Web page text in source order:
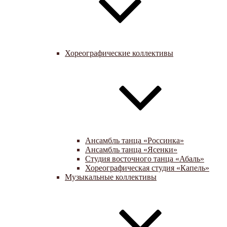
Хореографические коллективы
Ансамбль танца «Россинка»
Ансамбль танца «Ясенки»
Студия восточного танца «Абаль»
Хореографическая студия «Капель»
Музыкальные коллективы